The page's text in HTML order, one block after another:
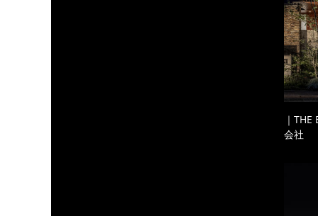
｜
会社